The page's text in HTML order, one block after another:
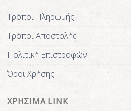
Τρόποι Πληρωμής
Τρόποι Αποστολής
Πολιτική Επιστροφών
Όροι Χρήσης
ΧΡΗΣΙΜΑ LINK